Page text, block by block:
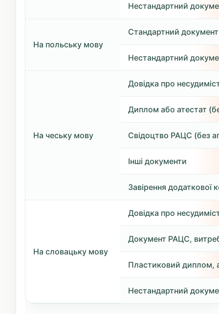
Нестандартний
На польську мову
Стандартний
Нестандартний
На чеську мову
Довідка про
Диплом або атестат
Свідоцтво РАЦС (без
Інші документи
Завірення додаткової
На словацьку мову
Довідка про
Документ РАЦС,
Пластиковий диплом,
Нестандартний